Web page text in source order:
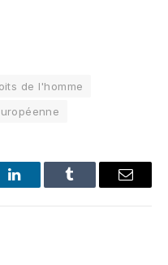
de l'homme
LinkedInTumblr Email